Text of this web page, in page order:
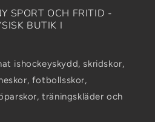
SPORT OCH FRITID -
BUTIK I
ishockeyskydd, skridskor,
fotbollsskor,
träningskläder och